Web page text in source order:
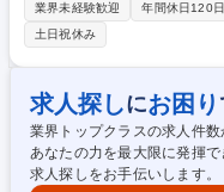
します。ビル建設や道路、橋
欠な製品を扱います。 ■加工された鋼材の品質管理（溶接の品質管理業
務）■鉄骨部材案件の外注先
仕入れ交渉、工程・納期管理
工事において使用される土留
を誇る鋼矢板やH形鋼、都市
に使用される覆工板など。 募集職種 【大阪工場/工場管理】異業種OK/DX
推進中/国やスーパーゼネコン
業界未経験歓迎 年間休日120
土日祝休み
求人探しにお困り
業界トップクラスの求人件数
あなたの力を最大限に発揮で
求人探しをお手伝いします。